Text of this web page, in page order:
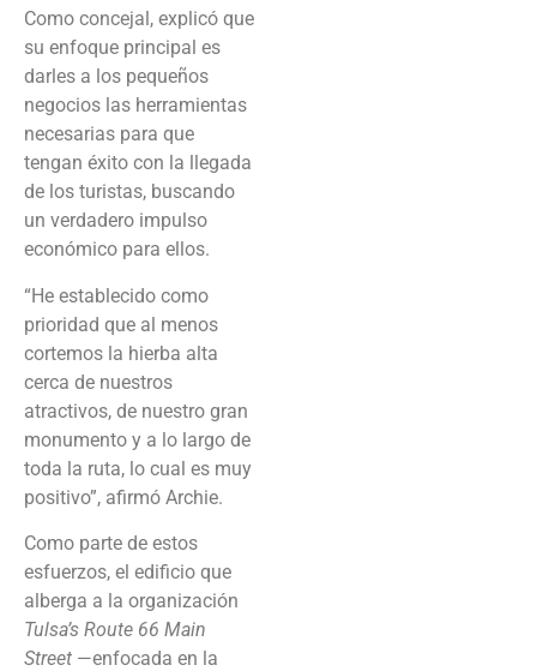
Como concejal, explicó que
su enfoque principal es
darles a los pequeños
negocios las herramientas
necesarias para que
tengan éxito con la llegada
de los turistas, buscando
un verdadero impulso
económico para ellos.
“He establecido como
prioridad que al menos
cortemos la hierba alta
cerca de nuestros
atractivos, de nuestro gran
monumento y a lo largo de
toda la ruta, lo cual es muy
positivo”, afirmó Archie.
Como parte de estos
esfuerzos, el edificio que
alberga a la organización
Tulsa’s Route 66 Main
Street —enfocada en la